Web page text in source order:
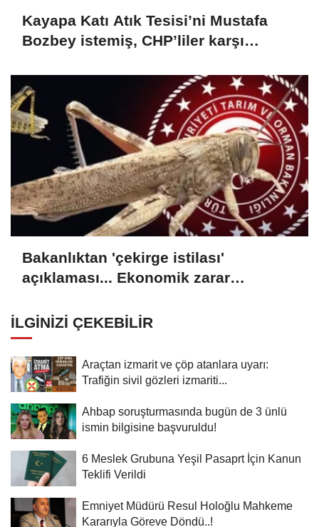
Kayapa Katı Atık Tesisi’ni Mustafa
Bozbey istemiş, CHP’liler karşı
Bakanlıktan 'çekirge istilası'
açıklaması... Ekonomik zarar
İLGINIZI ÇEKEBILIR
Araçtan izmarit ve çöp atanlara uyarı:
Trafiğin sivil gözleri izmariti...
Ahbap soruşturmasında bugün de 3 ünlü
ismin bilgisine başvuruldu!
6 Meslek Grubuna Yeşil Pasaprt İçin Kanun
Teklifi Verildi
Emniyet Müdürü Resul Holoğlu Mahkeme
Kararıyla Göreve Döndü..!